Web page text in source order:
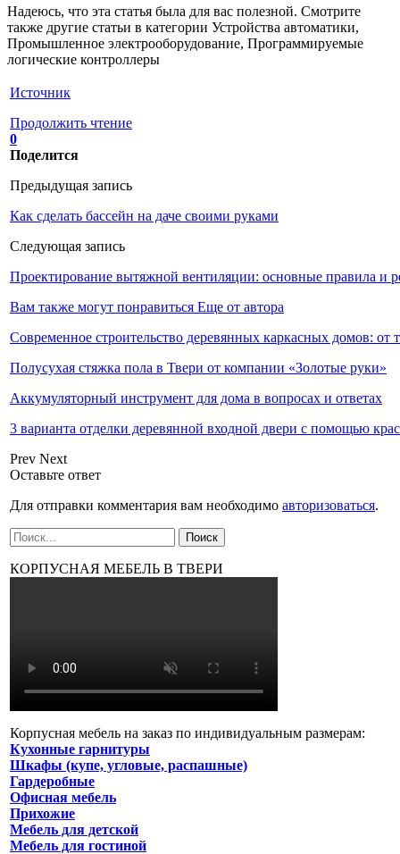
Надеюсь, что эта статья была для вас полезной. Смотрите
также другие статьи в категории Устройства автоматики,
Промышленное электрооборудование, Программируемые
логические контроллеры
Источник
Продолжить чтение
0
Поделится
Предыдущая запись
Как сделать бассейн на даче своими руками
Следующая запись
Проектирование вытяжной вентиляции: основные правила и
Вам также могут понравиться Еще от автора
Современное строительство деревянных каркасных домов:
Полусухая стяжка пола в Твери от компании «Золотые руки»
Аккумуляторный инструмент для дома в вопросах и ответах
3 варианта отделки деревянной входной двери с помощью
Prev Next
Оставьте ответ
Для отправки комментария вам необходимо авторизоваться.
КОРПУСНАЯ МЕБЕЛЬ В ТВЕРИ
Корпусная мебель на заказ по индивидуальным размерам:
Кухонные гарнитуры
Шкафы (купе, угловые, распашные)
Гардеробные
Офисная мебель
Прихожие
Мебель для детской
Мебель для гостиной